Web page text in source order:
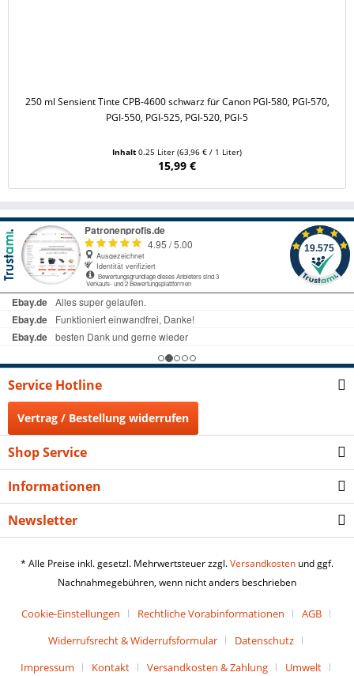
250 ml Sensient Tinte CPB-4600 schwarz für Canon PGI-580, PGI-570,
PGI-550, PGI-525, PGI-520, PGI-5
Inhalt 0.25 Liter (63,96 € / 1 Liter)
15,99 €
Service Hotline
Vertrag / Bestellung widerrufen
Shop Service
Informationen
Newsletter
* Alle Preise inkl. gesetzl. Mehrwertsteuer zzgl.Versandkosten und ggf.
Nachnahmegebühren, wenn nicht anders beschrieben
Cookie-Einstellungen Rechtliche Vorabinformationen
AGB
Widerrufsrecht & Widerrufsformular
Datenschutz
Impressum
Kontakt Versandkosten & Zahlung
Umwelt